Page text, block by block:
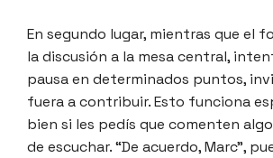
En segundo lugar, mientras que el
la discusión a la mesa central,
pausa en determinados puntos,
fuera a contribuir. Esto funciona
bien si les pedís que comenten
de escuchar. “De acuerdo, Marc”,